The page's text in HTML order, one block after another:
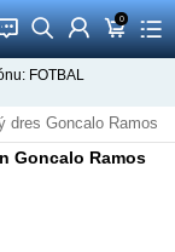
󰂨 󰃳 0
󰃦 󰃖
FOTBAL
dres Goncalo Ramos
Goncalo Ramos